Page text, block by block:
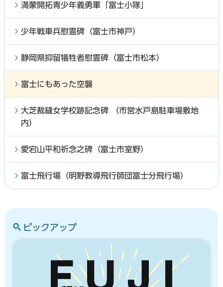
満蒙開拓青少年義勇軍「富士小隊」
少年戦車兵慰霊碑（富士市神戸）
静岡県抑留犠牲者慰霊碑（富士市松本）
富士にもあった空襲
大芝裁縫女学校跡記念碑 （市営水戸島駐車場敷地
内）
愛宕山平和祈念之碑（富士市室野）
富士飛行場（明野教導飛行師団富士分飛行場）
ピックアップ